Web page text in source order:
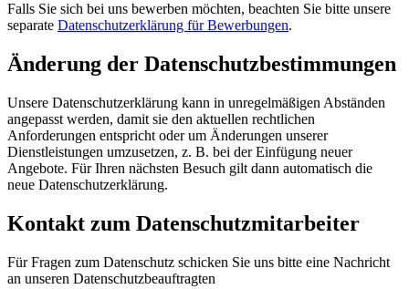
Falls Sie sich bei uns bewerben möchten, beachten Sie bitte unsere
separate Datenschutzerklärung für Bewerbungen.
Änderung der Datenschutzbestimmungen
Unsere Datenschutzerklärung kann in unregelmäßigen Abständen
angepasst werden, damit sie den aktuellen rechtlichen
Anforderungen entspricht oder um Änderungen unserer
Dienstleistungen umzusetzen, z. B. bei der Einfügung neuer
Angebote. Für Ihren nächsten Besuch gilt dann automatisch die
neue Datenschutzerklärung.
Kontakt zum Datenschutzmitarbeiter
Für Fragen zum Datenschutz schicken Sie uns bitte eine Nachricht
an unseren Datenschutzbeauftragten